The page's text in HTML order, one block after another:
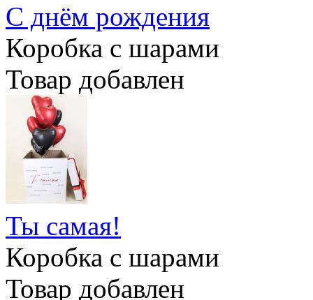
С днём рождения
Коробка с шарами
Товар добавлен
Ты самая!
Коробка с шарами
Товар добавлен